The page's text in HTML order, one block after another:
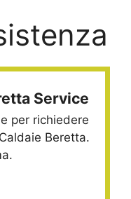
Service
per richiedere
Beretta.